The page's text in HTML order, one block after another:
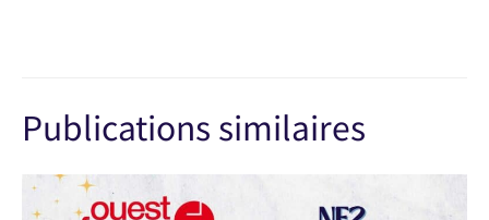
Publications similaires